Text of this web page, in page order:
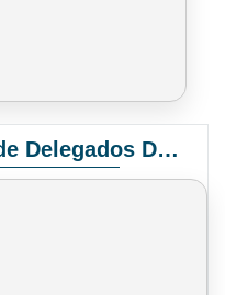
Convocatoria Elección de Delegados Docentes para el XIV Congreso Nacional de Universidades